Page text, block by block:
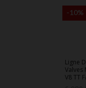
Ligne
Valves
V8 TT
-10%